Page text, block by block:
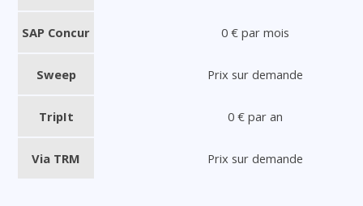
SAP Concur 0 € par mois
Sweep Prix sur demande
TripIt 0 € par an
Via TRM Prix sur demande